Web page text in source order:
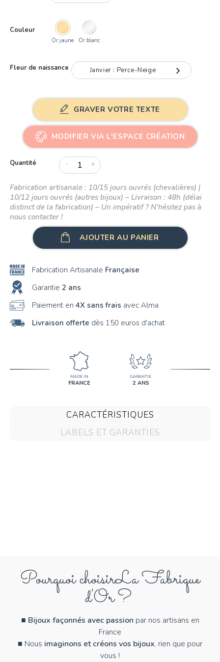
Or 18K
Couleur
Or jaune Or blanc
Fleur de naissance Janvier : Perce-Neige
Février : Iris
Mars : Narcisse
Avril : Marguerite
Mai : Pivoine
Juin : Rose
Juillet : Pied d'alouette
Août : Glaïeul
Octobre : Calendula
Décembre : Houx
GRAVER VOTRE TEXTE
MODIFIER VIA L'ESPACE CRÉATION
Quantité - +
Fabrication artisanale : 10/15 jours ouvrés (chevalières) |
10/12 jours ouvrés (autres bijoux) – Livraison : 48h (délai
distinct de la fabrication) – Un impératif ? N’hésitez pas à
nous contacter !
AJOUTER AU PANIER
Fabrication Artisanale Française
Garantie 2 ans
Paiement en 4X sans frais avec Alma
Livraison offerte dès 150 euros d'achat
MADE IN
FRANCE
GARANTIE
2 ANS
CARACTÉRISTIQUES
LABELS ET GARANTIES
Pourquoi choisirLa Fabrique
d'Or ?
■ Bijoux façonnés avec passion par nos artisans en
France
■ Nous imaginons et créons vos bijoux, rien que pour
vous !